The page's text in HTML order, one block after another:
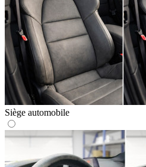
Siège automobile